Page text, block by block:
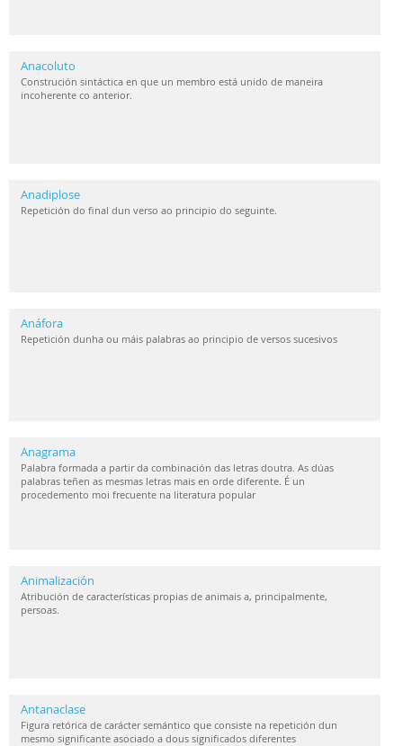
Anacoluto
Construción sintáctica en que un membro está unido de maneira
incoherente co anterior.
Anadiplose
Repetición do final dun verso ao principio do seguinte.
Anáfora
Repetición dunha ou máis palabras ao principio de versos sucesivos
Anagrama
Palabra formada a partir da combinación das letras doutra. As dúas
palabras teñen as mesmas letras mais en orde diferente. É un
procedemento moi frecuente na literatura popular
Animalización
Atribución de características propias de animais a, principalmente,
persoas.
Antanaclase
Figura retórica de carácter semántico que consiste na repetición dun
mesmo significante asociado a dous significados diferentes